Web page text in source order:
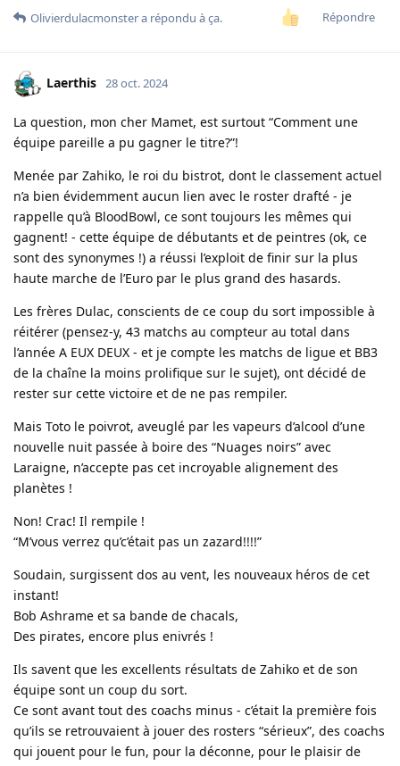
Répondre
Olivierdulacmonstera répondu à ça.
Laerthis 28 oct. 2024
La question, mon cher Mamet, est surtout “Comment une
équipe pareille a pu gagner le titre?”!
Menée par Zahiko, le roi du bistrot, dont le classement actuel
n’a bien évidemment aucun lien avec le roster drafté - je
rappelle qu’à BloodBowl, ce sont toujours les mêmes qui
gagnent! - cette équipe de débutants et de peintres (ok, ce
sont des synonymes !) a réussi l’exploit de finir sur la plus
haute marche de l’Euro par le plus grand des hasards.
Les frères Dulac, conscients de ce coup du sort impossible à
réitérer (pensez-y, 43 matchs au compteur au total dans
l’année A EUX DEUX - et je compte les matchs de ligue et BB3
de la chaîne la moins prolifique sur le sujet), ont décidé de
rester sur cette victoire et de ne pas rempiler.
Mais Toto le poivrot, aveuglé par les vapeurs d’alcool d’une
nouvelle nuit passée à boire des “Nuages noirs” avec
Laraigne, n’accepte pas cet incroyable alignement des
planètes !
Non! Crac! Il rempile !
“M’vous verrez qu’c’était pas un zazard!!!!”
Soudain, surgissent dos au vent, les nouveaux héros de cet
instant!
Bob Ashrame et sa bande de chacals,
Des pirates, encore plus enivrés !
Ils savent que les excellents résultats de Zahiko et de son
équipe sont un coup du sort.
Ce sont avant tout des coachs minus - c’était la première fois
qu’ils se retrouvaient à jouer des rosters “sérieux”, des coachs
qui jouent pour le fun, pour la déconne, pour le plaisir de